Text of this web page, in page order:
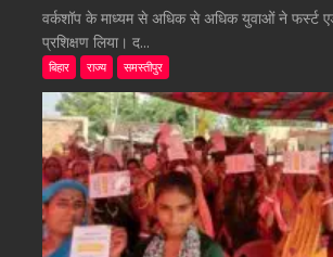
वर्कशॉप के माध्यम से अधिक से अधिक युवाओं ने फर्स्ट
प्रशिक्षण लिया। द...
बिहार राज्य समस्तीपुर